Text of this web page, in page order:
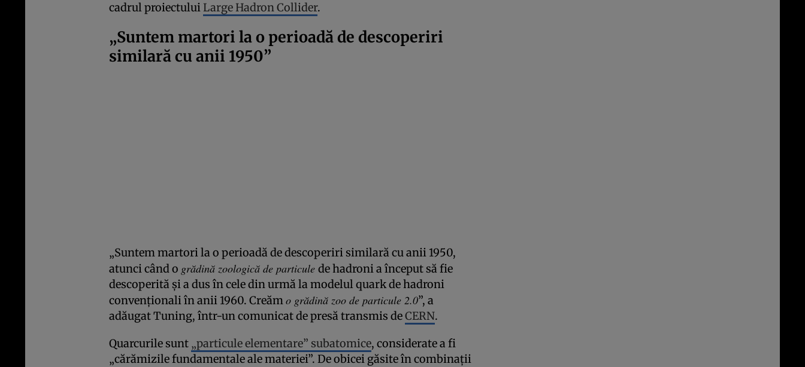
cadrul proiectuluiLarge Hadron Collider.
„Suntem martori la o perioadă de descoperiri
similară cu anii 1950”
„Suntem martori la o perioadă de descoperiri similară cu anii 1950,
atunci când o grădină zoologică de particule de hadroni a început să fie
descoperită și a dus în cele din urmă la modelul quark de hadroni
convenționali în anii 1960. Creămo grădină zoo de particule 2.0”, a
adăugat Tuning, într-un comunicat de presă transmis deCERN.
Quarcurile sunt „particule elementare” subatomice, considerate a fi
„cărămizile fundamentale ale materiei”. De obicei găsite în combinații